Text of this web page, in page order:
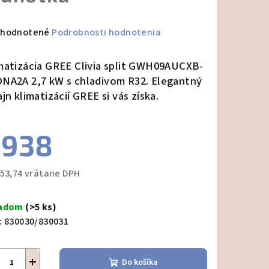
Podrobnosti hodnotenia
GREE Clivia split GWH09AUCXB-
2,7 kW s chladivom R32. Elegantný
klimatizácií GREE si vás získa.
vrátane DPH
(>5 ks)
830030/830031
+ Do košíka